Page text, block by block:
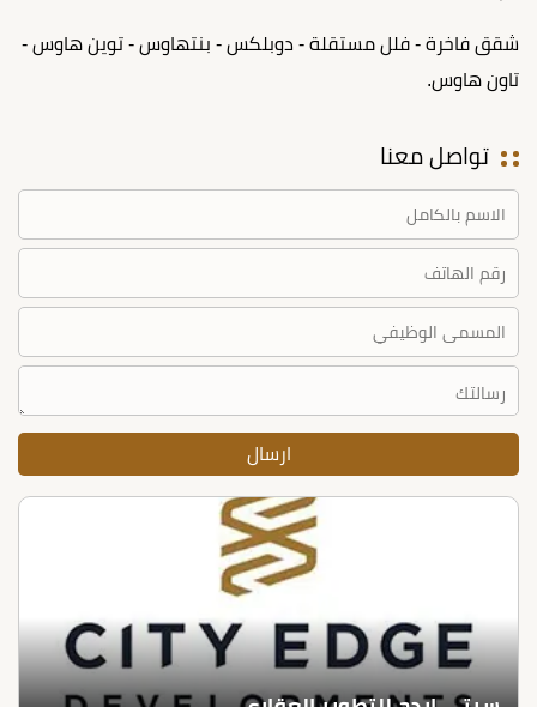
شقق فاخرة - فلل مستقلة - دوبلكس - بنتهاوس - توين هاوس -
تاون هاوس.
تواصل معنا